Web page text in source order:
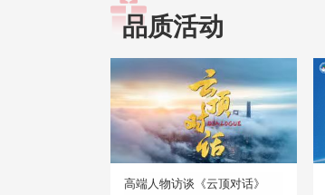
品质活动
高端人物访谈《云顶对话》